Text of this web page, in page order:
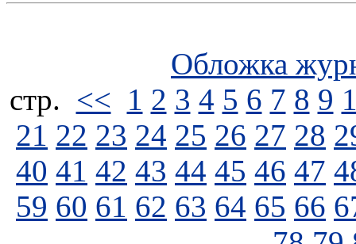
Обложка
стp. << 1 2 3 4 5 6 7 8 9
21 22 23 24 25 26 27 28
40 41 42 43 44 45 46 47
59 60 61 62 63 64 65 66